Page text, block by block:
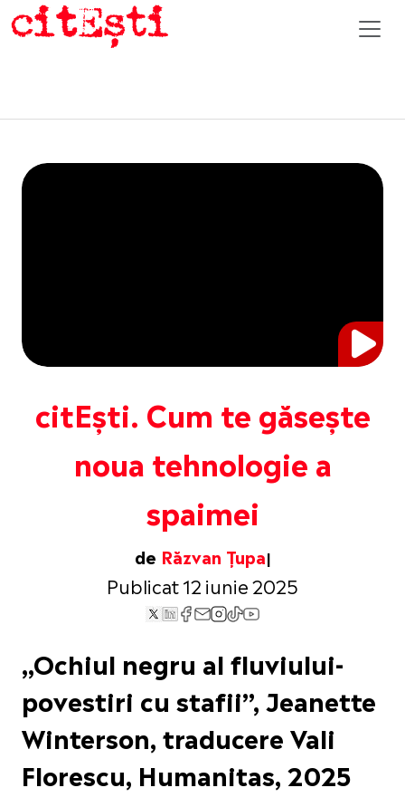
citEști. Cum te găsește
noua tehnologie a
spaimei
de Răzvan Țupa
Publicat 12 iunie 2025
„Ochiul negru al fluviului-
povestiri cu stafii”, Jeanette
Winterson, traducere Vali
Florescu, Humanitas, 2025